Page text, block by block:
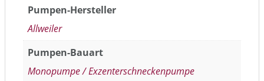
Pumpen-Hersteller
Allweiler
Pumpen-Bauart
Monopumpe / Exzenterschneckenpumpe